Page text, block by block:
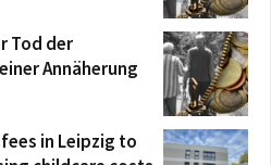
Tod der
Annäherung
in Leipzig to